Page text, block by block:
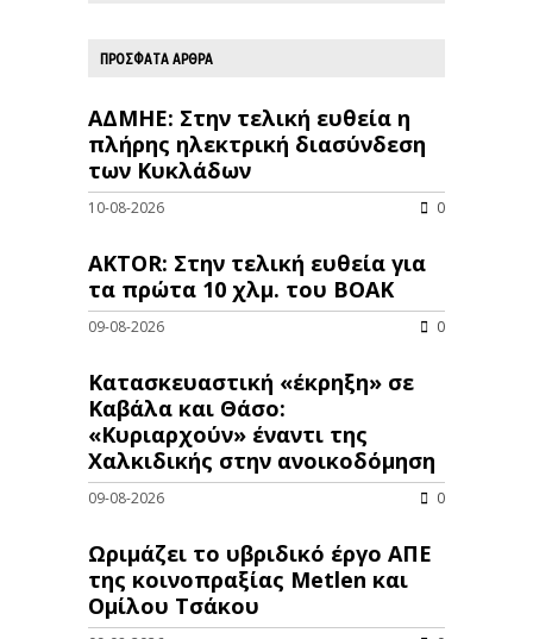
ΠΡΟΣΦΑΤΑ ΑΡΘΡΑ
ΑΔΜΗΕ: Στην τελική ευθεία η
πλήρης ηλεκτρική διασύνδεση
των Κυκλάδων
10-08-2026 0
AKTOR: Στην τελική ευθεία για
τα πρώτα 10 χλμ. του ΒΟΑΚ
09-08-2026 0
Κατασκευαστική «έκρηξη» σε
Καβάλα και Θάσο:
«Κυριαρχούν» έναντι της
Χαλκιδικής στην ανοικοδόμηση
09-08-2026 0
Ωριμάζει το υβριδικό έργο ΑΠΕ
της κοινοπραξίας Metlen και
Ομίλου Τσάκου